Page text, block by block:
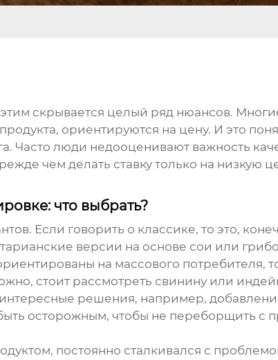
этим скрывается целый ряд нюансов.
ориентируются на цену. И это
Часто люди недооценивают важность
чем делать ставку только на низкую
что выбрать?
Если говорить о классике, то это,
версии на основе сои или
на массового потребителя,
стоит рассмотреть свинину или
решения, например,
осторожным, чтобы не переборщить с
постоянно сталкивался с